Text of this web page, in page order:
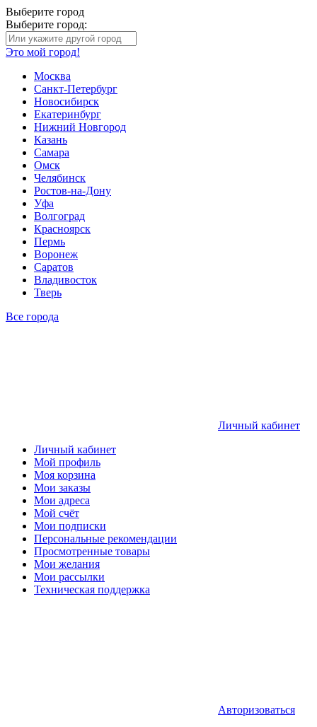
Выберите город
Выберите город:
Это мой город!
Москва
Санкт-Петербург
Новосибирск
Екатеринбург
Нижний Новгород
Казань
Самара
Омск
Челябинск
Ростов-на-Дону
Уфа
Волгоград
Красноярск
Пермь
Воронеж
Саратов
Владивосток
Тверь
Все города
Личный кабинет
Личный кабинет
Мой профиль
Моя корзина
Мои заказы
Мои адреса
Мой счёт
Мои подписки
Персональные рекомендации
Просмотренные товары
Мои желания
Мои рассылки
Техническая поддержка
Авторизоваться